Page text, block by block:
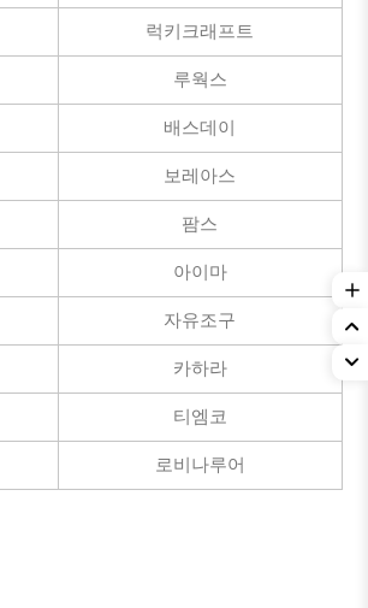
럭키크래프트
루웍스
배스데이
보레아스
팜스
아이마
자유조구
카하라
티엠코
로비나루어